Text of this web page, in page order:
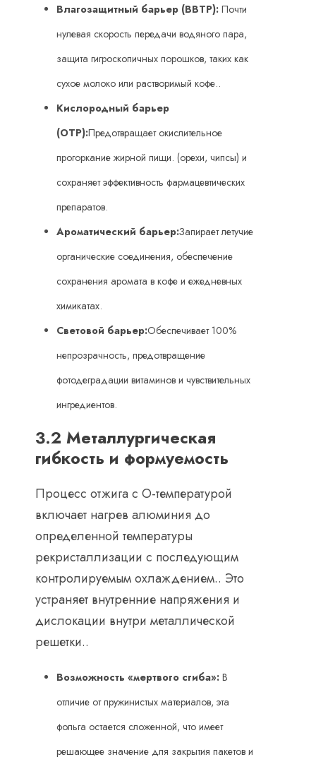
Влагозащитный барьер (ВВТР):​ Почти
нулевая скорость передачи водяного пара,
защита гигроскопичных порошков, таких как
сухое молоко или растворимый кофе..
Кислородный барьер
(ОТР):Предотвращает окислительное
прогоркание жирной пищи. (орехи, чипсы) и
сохраняет эффективность фармацевтических
препаратов.
Ароматический барьер:Запирает летучие
органические соединения, обеспечение
сохранения аромата в кофе и ежедневных
химикатах.
Световой барьер:Обеспечивает 100%
непрозрачность, предотвращение
фотодеградации витаминов и чувствительных
ингредиентов.
3.2 Металлургическая
гибкость и формуемость
Процесс отжига с О-температурой
включает нагрев алюминия до
определенной температуры
рекристаллизации с последующим
контролируемым охлаждением.. Это
устраняет внутренние напряжения и
дислокации внутри металлической
решетки..
Возможность «мертвого сгиба»:​ В
отличие от пружинистых материалов, эта
фольга остается сложенной, что имеет
решающее значение для закрытия пакетов и